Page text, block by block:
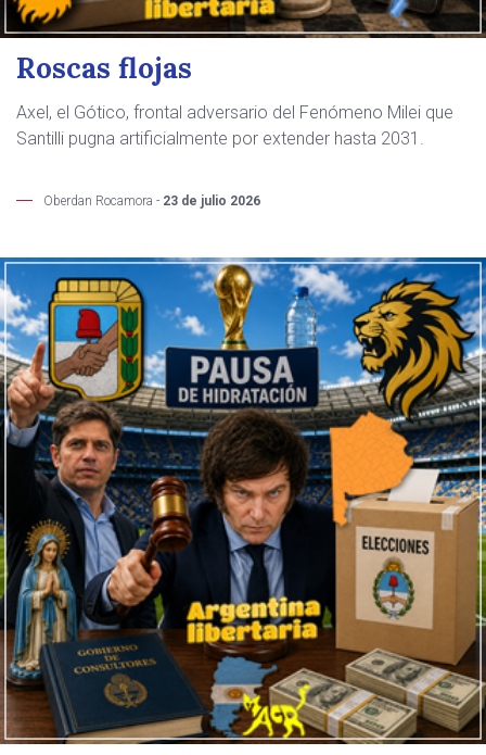
Roscas flojas
Axel, el Gótico, frontal adversario del Fenómeno Milei que
Santilli pugna artificialmente por extender hasta 2031.
Oberdan Rocamora - 23 de julio 2026